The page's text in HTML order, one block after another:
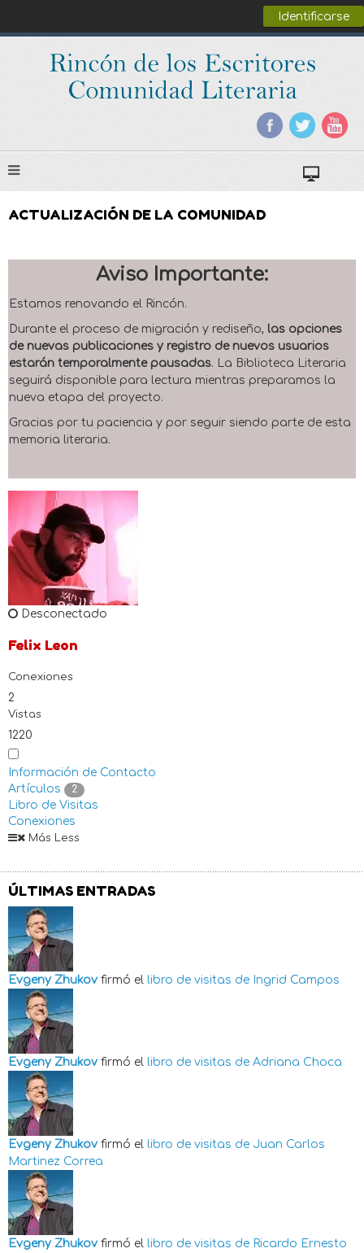
Identificarse
ACTUALIZACIÓN DE LA COMUNIDAD
Aviso Importante:
Estamos renovando el Rincón.
Durante el proceso de migración y rediseño, las opciones
de nuevas publicaciones y registro de nuevos usuarios
estarán temporalmente pausadas. La Biblioteca Literaria
seguirá disponible para lectura mientras preparamos la
nueva etapa del proyecto.
Gracias por tu paciencia y por seguir siendo parte de esta
memoria literaria.
Desconectado
Felix Leon
Conexiones
2
Vistas
1220
Información de Contacto
Artículos
2
Libro de Visitas
Conexiones
Más Less
ÚLTIMAS ENTRADAS
Evgeny Zhukov firmó el libro de visitas de Ingrid Campos
Evgeny Zhukov firmó el libro de visitas de Adriana Choca
Evgeny Zhukov firmó el libro de visitas de Juan Carlos
Martinez Correa
Evgeny Zhukov firmó el libro de visitas de Ricardo Ernesto